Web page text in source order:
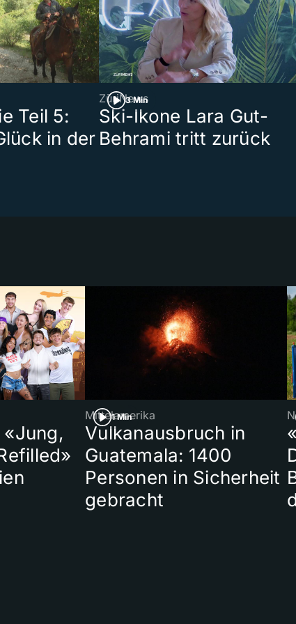
Teil 5:
in der
3 Min
ZüriNews
Ski-Ikone Lara Gut-
Behrami tritt zurück
1 Min
Mittelamerika
Vulkanausbruch in
Guatemala: 1400
Personen in Sicherheit
gebracht